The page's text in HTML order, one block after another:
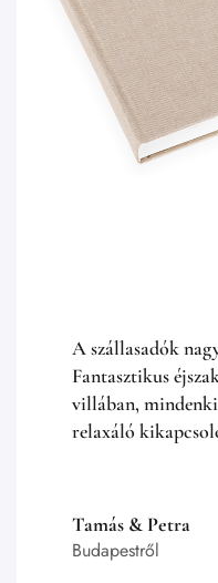
A szállasadók
Fantasztikus
villában,
relaxáló
Tamás & Petra
Budapestről